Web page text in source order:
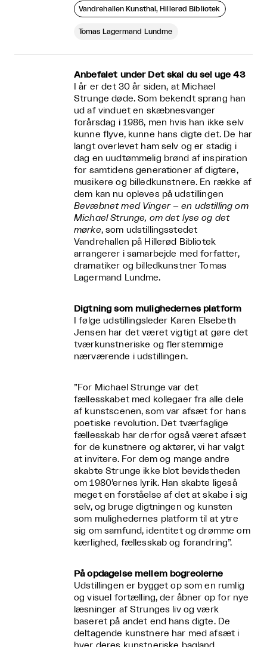
Vandrehallen Kunsthal, Hillerød Bibliotek
Tomas Lagermand Lundme
Anbefalet under Det skal du se! uge 43
I år er det 30 år siden, at Michael
Strunge døde. Som bekendt sprang han
ud af vinduet en skæbnesvanger
forårsdag i 1986, men hvis han ikke selv
kunne flyve, kunne hans digte det. De har
langt overlevet ham selv og er stadig i
dag en uudtømmelig brønd af inspiration
for samtidens generationer af digtere,
musikere og billedkunstnere. En række af
dem kan nu opleves på udstillingen
Bevæbnet med Vinger – en udstilling om
Michael Strunge, om det lyse og det
mørke, som udstillingsstedet
Vandrehallen på Hillerød Bibliotek
arrangerer i samarbejde med forfatter,
dramatiker og billedkunstner Tomas
Lagermand Lundme.
Digtning som mulighedernes platform
I følge udstillingsleder Karen Elsebeth
Jensen har det været vigtigt at gøre det
tværkunstneriske og flerstemmige
nærværende i udstillingen.
”For Michael Strunge var det
fællesskabet med kollegaer fra alle dele
af kunstscenen, som var afsæt for hans
poetiske revolution. Det tværfaglige
fællesskab har derfor også været afsæt
for de kunstnere og aktører, vi har valgt
at invitere. For dem og mange andre
skabte Strunge ikke blot bevidstheden
om 1980’ernes lyrik. Han skabte ligeså
meget en forståelse af det at skabe i sig
selv, og bruge digtningen og kunsten
som mulighedernes platform til at ytre
sig om samfund, identitet og drømme om
kærlighed, fællesskab og forandring”.
På opdagelse mellem bogreolerne
Udstillingen er bygget op som en rumlig
og visuel fortælling, der åbner op for nye
læsninger af Strunges liv og værk
baseret på andet end hans digte. De
deltagende kunstnere har med afsæt i